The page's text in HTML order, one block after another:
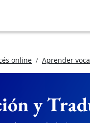
online Aprender
y